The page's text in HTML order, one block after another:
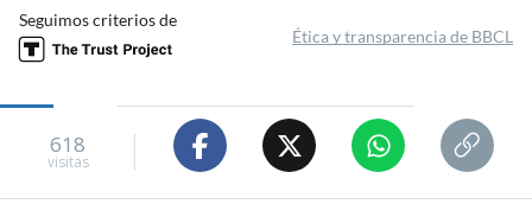
Seguimos criterios de
Ética y transparencia de BBCL
618
visitas